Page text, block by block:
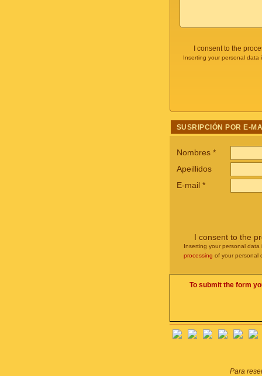
I consent to the
Inserting your personal
SUSRIPCIÓN POR E-
Nombres *
Apeillidos
E-mail *
I consent to the
Inserting your personal
processing of your personal
To submit the form
Para